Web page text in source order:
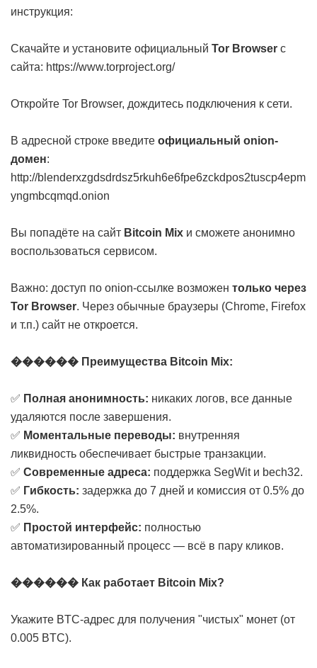
инструкция:
Скачайте и установите официальный Tor Browser с
сайта: https://www.torproject.org/
Откройте Tor Browser, дождитесь подключения к сети.
В адресной строке введите официальный onion-
домен:
http://blenderxzgdsdrdsz5rkuh6e6fpe6zckdpos2tuscp4epm
yngmbcqmqd.onion
Вы попадёте на сайт Bitcoin Mix и сможете анонимно
воспользоваться сервисом.
Важно: доступ по onion-ссылке возможен только через
Tor Browser. Через обычные браузеры (Chrome, Firefox
и т.п.) сайт не откроется.
������ Преимущества Bitcoin Mix:
✅ Полная анонимность: никаких логов, все данные
удаляются после завершения.
✅ Моментальные переводы: внутренняя
ликвидность обеспечивает быстрые транзакции.
✅ Современные адреса: поддержка SegWit и bech32.
✅ Гибкость: задержка до 7 дней и комиссия от 0.5% до
2.5%.
✅ Простой интерфейс: полностью
автоматизированный процесс — всё в пару кликов.
������ Как работает Bitcoin Mix?
Укажите BTC-адрес для получения "чистых" монет (от
0.005 BTC).